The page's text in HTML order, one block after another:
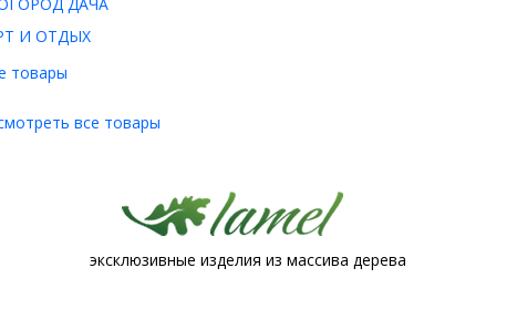
товары
И ОТДЫХ
все товары
эксклюзивные изделия из массива дерева